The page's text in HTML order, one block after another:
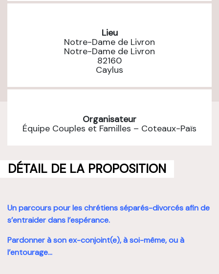
Lieu
Notre-Dame de Livron
Notre-Dame de Livron
82160
Caylus
Organisateur
Équipe Couples et Familles – Coteaux-Païs
DÉTAIL DE LA PROPOSITION
Un parcours pour les chrétiens séparés-divorcés afin de
s’entraider dans l’espérance.
Pardonner à son ex-conjoint(e), à soi-même, ou à
l’entourage…